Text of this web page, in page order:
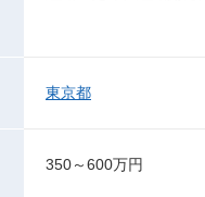
東京都
350～600万円